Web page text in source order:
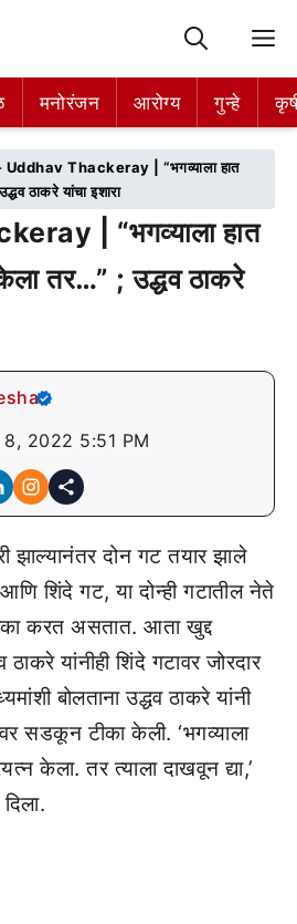
मनोरंजन आरोग्य गुन्हे
मनोरंजन आरोग्य गुन्हे
Uddhav Thackeray | “भगव्याला हात
ठाकरे यांचा इशारा
| “भगव्याला हात
तर…” ; उद्धव ठाकरे
2022 5:51 PM
झाल्यानंतर दोन गट तयार झाले
शिंदे गट, या दोन्ही गटातील नेते
करत असतात. आता खुद्द
यांनीही शिंदे गटावर जोरदार
बोलताना उद्धव ठाकरे यांनी
सडकून टीका केली. ‘भगव्याला
केला. तर त्याला दाखवून द्या,’